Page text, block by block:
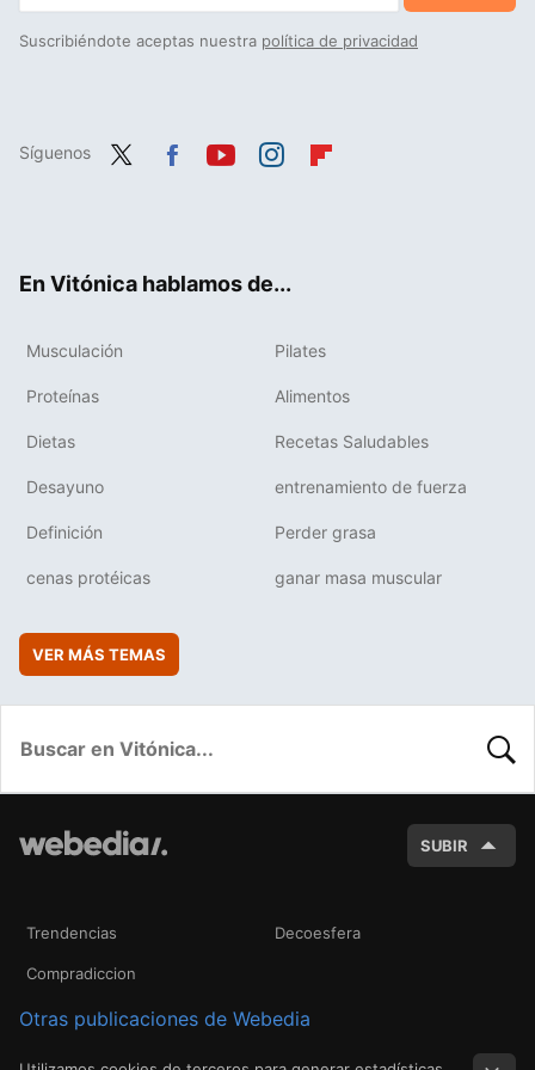
Suscribiéndote aceptas nuestra política de privacidad
Síguenos
En Vitónica hablamos de...
Musculación Pilates
Proteínas Alimentos
Dietas Recetas Saludables
Desayuno entrenamiento de fuerza
Definición Perder grasa
cenas protéicas ganar masa muscular
VER MÁS TEMAS
SUBIR
Trendencias Decoesfera
Compradiccion
Otras publicaciones de Webedia